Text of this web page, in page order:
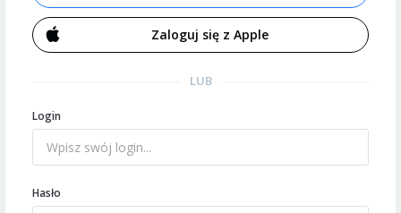
Zaloguj się z Apple
LUB
Login
Hasło